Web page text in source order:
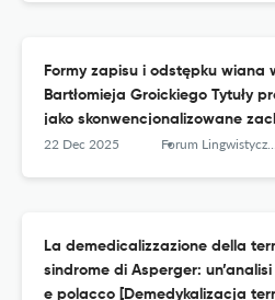
Formy zapisu i odstępku wiana
Bartłomieja Groickiego Tytuły
jako skonwencjonalizowane
22 Dec 2025 Forum Lingwistyczne
La demedicalizzazione della
sindrome di Asperger:
e polacco [Demedykalizacja